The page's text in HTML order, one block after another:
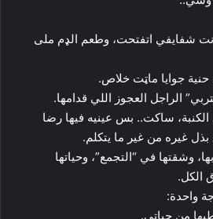
الـ30 نزل، كانت شفايفي اتفتحت، وطعم الډم ملى
جوايا ماټت خلاص.
الراجل العجوز اللي قدامها.
ساكت.. بس عينيه فيها رضا
غيره من غير ما يتكلم.
وشقتها في “التجمع”، وحياتها
الكل.
واحدة:
من حياتي.